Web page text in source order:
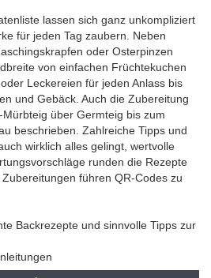
lassen sich ganz unkompliziert
für jeden Tag zaubern. Neben
oder Osterpinzen
von einfachen Früchtekuchen
Leckereien für jeden Anlass bis
und Gebäck. Auch die Zubereitung
über Germteig bis zum
beschrieben. Zahlreiche Tipps und
wirklich alles gelingt, wertvolle
runden die Rezepte
führen QR-Codes zu
Backrezepte und sinnvolle Tipps zur